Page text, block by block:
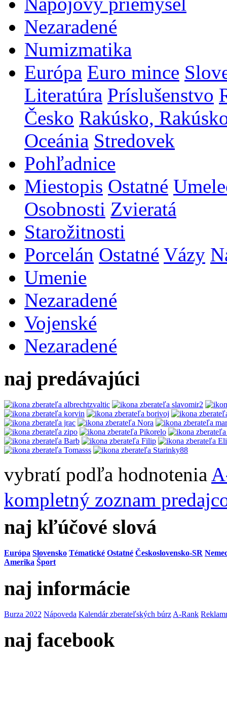
Nezaradené
Numizmatika
Európa Euro mince
Literatúra Príslušenstvo
Česko Rakúsko,
Oceánia Stredovek
Pohľadnice
Miestopis Ostatné
Osobnosti Zvieratá
Starožitnosti
Porcelán Ostatné Vázy
Umenie
Nezaradené
Vojenské
Nezaradené
naj predávajúci
vybratí podľa hodnotenia
kompletný zoznam
naj kľúčové slová
Európa Slovensko Tématické Ostatné Československo-SR
Amerika Šport
naj informácie
Burza 2022 Nápoveda Kalendár zberateľských búrz A-Rank
naj facebook